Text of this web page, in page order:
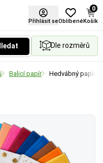
Přihlásit seOblíbené
0
Košík
Dle rozměrů
Balicí papír Hedvábný papír
obalů a balicích